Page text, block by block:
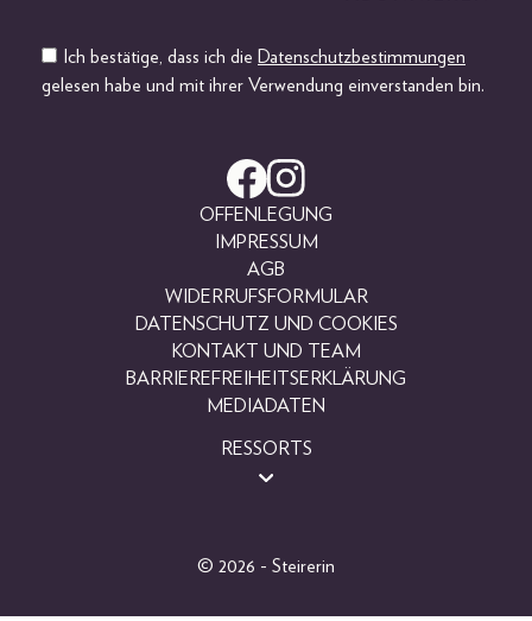
Ich bestätige, dass ich die Datenschutzbestimmungen
gelesen habe und mit ihrer Verwendung einverstanden bin.
OFFENLEGUNG
IMPRESSUM
AGB
WIDERRUFSFORMULAR
DATENSCHUTZ UND COOKIES
KONTAKT UND TEAM
BARRIEREFREIHEITSERKLÄRUNG
MEDIADATEN
RESSORTS
© 2026 - Steirerin